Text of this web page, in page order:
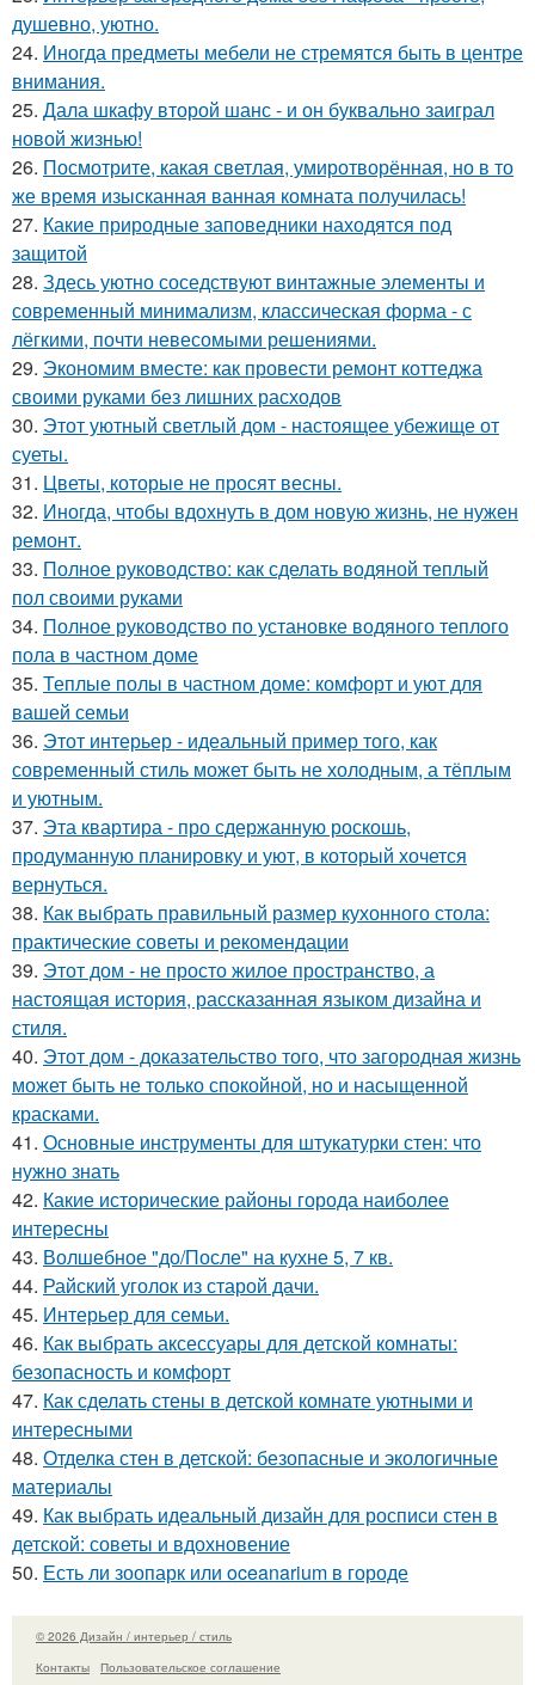
душевно, уютно.
24. Иногда предметы мебели не стремятся быть в центре
внимания.
25. Дала шкафу второй шанс - и он буквально заиграл
новой жизнью!
26. Посмотрите, какая светлая, умиротворённая, но в то
же время изысканная ванная комната получилась!
27. Какие природные заповедники находятся под
защитой
28. Здесь уютно соседствуют винтажные элементы и
современный минимализм, классическая форма - с
лёгкими, почти невесомыми решениями.
29. Экономим вместе: как провести ремонт коттеджа
своими руками без лишних расходов
30. Этот уютный светлый дом - настоящее убежище от
суеты.
31. Цветы, которые не просят весны.
32. Иногда, чтобы вдохнуть в дом новую жизнь, не нужен
ремонт.
33. Полное руководство: как сделать водяной теплый
пол своими руками
34. Полное руководство по установке водяного теплого
пола в частном доме
35. Теплые полы в частном доме: комфорт и уют для
вашей семьи
36. Этот интерьер - идеальный пример того, как
современный стиль может быть не холодным, а тёплым
и уютным.
37. Эта квартира - про сдержанную роскошь,
продуманную планировку и уют, в который хочется
вернуться.
38. Как выбрать правильный размер кухонного стола:
практические советы и рекомендации
39. Этот дом - не просто жилое пространство, а
настоящая история, рассказанная языком дизайна и
стиля.
40. Этот дом - доказательство того, что загородная жизнь
может быть не только спокойной, но и насыщенной
красками.
41. Основные инструменты для штукатурки стен: что
нужно знать
42. Какие исторические районы города наиболее
интересны
43. Волшебное "до/После" на кухне 5, 7 кв.
44. Райский уголок из старой дачи.
45. Интерьер для семьи.
46. Как выбрать аксессуары для детской комнаты:
безопасность и комфорт
47. Как сделать стены в детской комнате уютными и
интересными
48. Отделка стен в детской: безопасные и экологичные
материалы
49. Как выбрать идеальный дизайн для росписи стен в
детской: советы и вдохновение
50. Есть ли зоопарк или oceanarium в городе
© 2026 Дизайн / интерьер / стиль
Контакты
Пользовательское соглашение